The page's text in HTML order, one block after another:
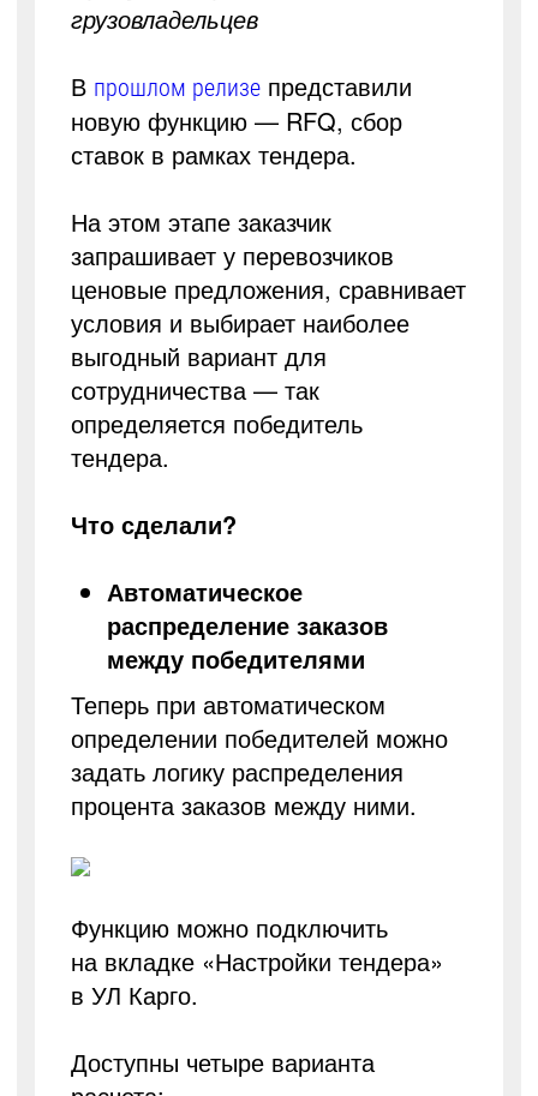
грузовладельцев
В прошлом релизе представили
новую функцию — RFQ, сбор
ставок в рамках тендера.
На этом этапе заказчик
запрашивает у перевозчиков
ценовые предложения, сравнивает
условия и выбирает наиболее
выгодный вариант для
сотрудничества — так
определяется победитель
тендера.
Что сделали?
Автоматическое
распределение заказов
между победителями
Теперь при автоматическом
определении победителей можно
задать логику распределения
процента заказов между ними.
Функцию можно подключить
на вкладке «Настройки тендера»
в УЛ Карго.
Доступны четыре варианта